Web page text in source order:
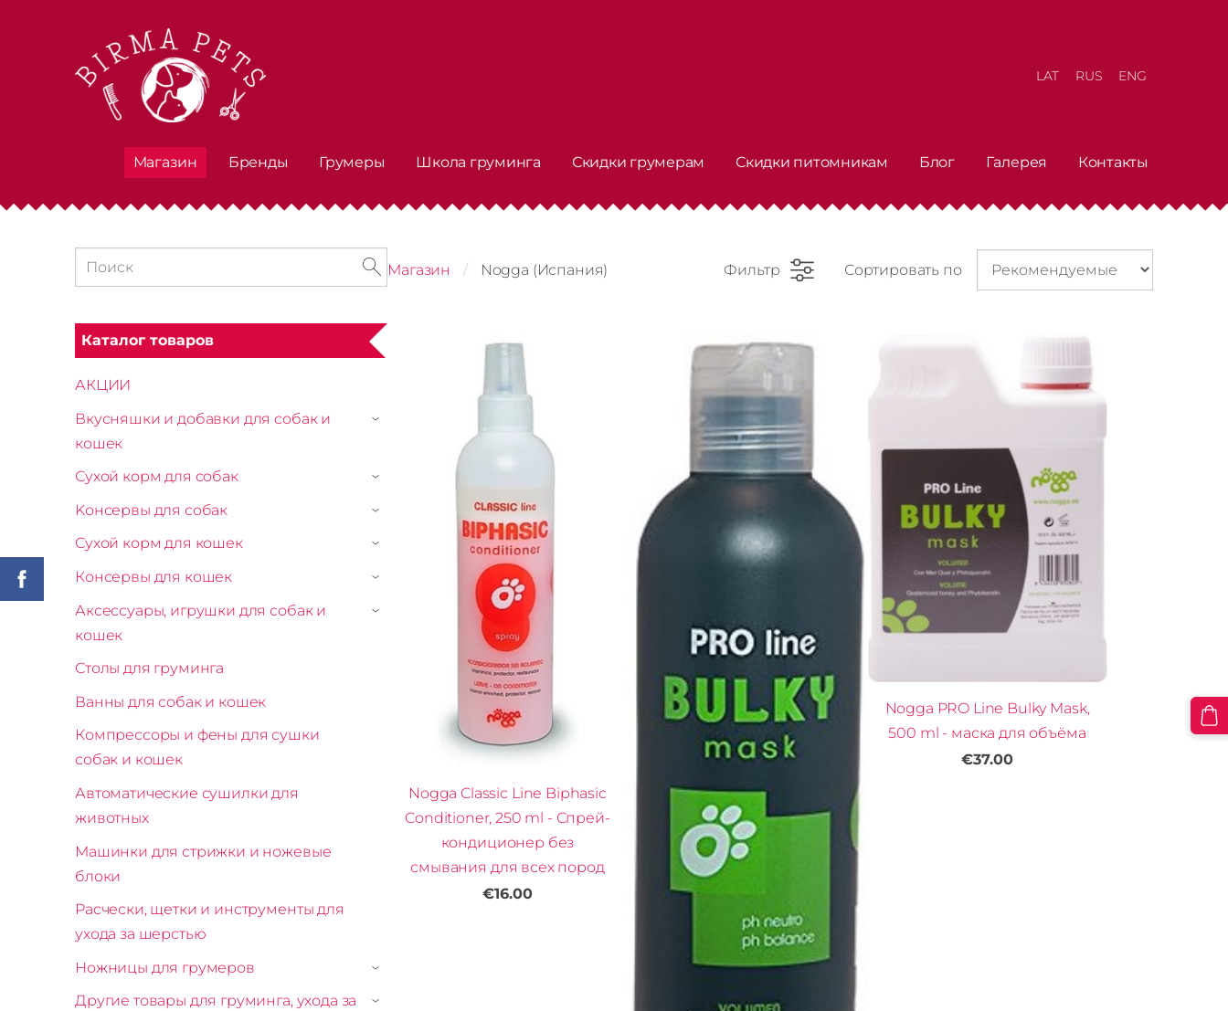
Магазин Бренды Грумеры Школа груминга Скидки грумерам Скидки питомникам Блог Галерея Контакты
LAT RUS ENG
Каталог товаров
АКЦИИ
Вкусняшки и добавки для собак и
кошек
›
Сухой корм для собак ›
Kонсервы для собак ›
Сухой корм для кошек ›
Консервы для кошек ›
Аксессуары, игрушки для собак и
кошек
›
Столы для груминга
Ванны для собак и кошек
Компрессоры и фены для сушки
собак и кошек
Автоматические сушилки для
животных
Машинки для стрижки и ножевые
блоки
Расчески, щетки и инструменты для
ухода за шерстью
Ножницы для грумеров
›
Другие товары для груминга, ухода за
›
Магазин Nogga (Испания) Фильтр Сортировать по
Nogga Classic Line Biphasic
Conditioner, 250 ml - Спрей-
кондиционер без
смывания для всех пород
€16.00
Nogga PRO Line Bulky Mask,
500 ml - маска для объёма
€37.00